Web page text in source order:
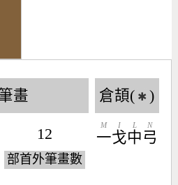
畫
12
部首外筆畫數
倉頡( ✱ )
一
M
戈
I
中
L
弓
N